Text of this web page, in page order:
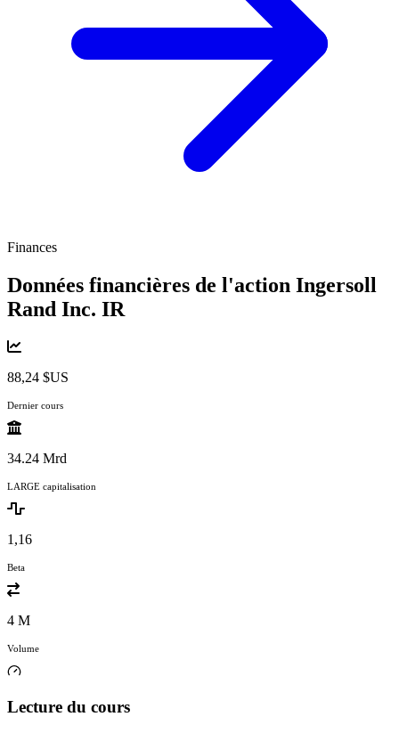
Finances
Données financières de l'action Ingersoll
Rand Inc. IR
88,24 $US
Dernier cours
34.24 Mrd
LARGE capitalisation
1,16
Beta
4 M
Volume
Lecture du cours